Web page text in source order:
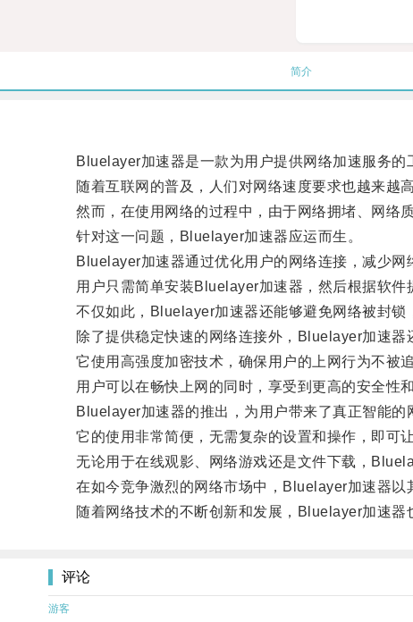
简介
Bluelayer加速器是一款为用户提供网络加速服务的
随着互联网的普及，人们对网络速度要求也越来越高
然而，在使用网络的过程中，由于网络拥堵、网络质
针对这一问题，Bluelayer加速器应运而生。
Bluelayer加速器通过优化用户的网络连接，减少网
用户只需简单安装Bluelayer加速器，然后根据软件
不仅如此，Bluelayer加速器还能够避免网络被封锁
除了提供稳定快速的网络连接外，Bluelayer加速器
它使用高强度加密技术，确保用户的上网行为不被追
用户可以在畅快上网的同时，享受到更高的安全性和
Bluelayer加速器的推出，为用户带来了真正智能的
它的使用非常简便，无需复杂的设置和操作，即可让
无论用于在线观影、网络游戏还是文件下载，
在如今竞争激烈的网络市场中，Bluelayer加速器以
随着网络技术的不断创新和发展，Bluelayer加速器
评论
游客